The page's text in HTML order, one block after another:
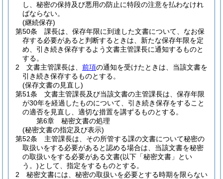
し、秘密の保持及び悪用の防止に特段の注意を払わなけれ
ばならない。
(継続保存)
第50条
課長は、保存年限に到達した文書について、なお保
存する必要があると判断するときは、新たな保存年限を定
め、引き続き保存するよう文書主管課長に通知するものと
する。
2
文書主管課長は、 前項の通知を受けたときは、当該文書を
引き続き保存するものとする。
(保存文書の見直し)
第51条
文書主管課長及び当該文書の主管課長は、保存年限
が30年を経過したものについて、引き続き保存をすること
の適否を見直し、適切な措置を講ずるものとする。
第6章
秘密文書の処理
(秘密文書の指定及び表示)
第52条
主管課長は、その所管する課の文書について秘密の
取扱いをする必要があると認める場合は、当該文書を秘密
の取扱いをする必要がある文書(以下「秘密文書」とい
う。)として、指定をするものとする。
2
秘密文書には、秘密の取扱いを必要とする時期を限らない